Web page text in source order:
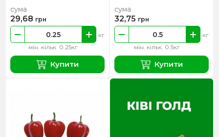
мін. кільк. 0.25кг
кг
сума
29,68 грн
Купити
мін. кільк. 0.5кг
кг
сума
32,75 грн
Купити